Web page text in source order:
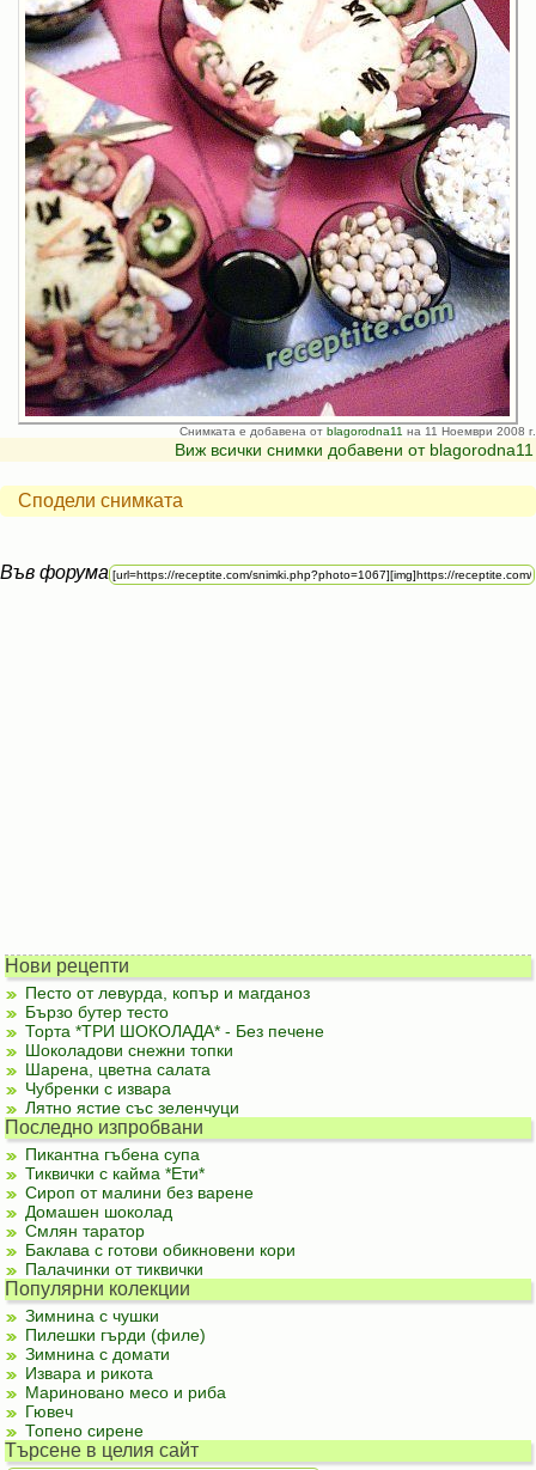
Снимката е добавена от blagorodna11 на 11 Ноември 2008 г.
Виж всички снимки добавени от blagorodna11
Сподели снимката
Във форума
Нови рецепти
Песто от левурда, копър и магданоз
Бързо бутер тесто
Торта *ТРИ ШОКОЛАДА* - Без печене
Шоколадови снежни топки
Шарена, цветна салата
Чубренки с извара
Лятно ястие със зеленчуци
Последно изпробвани
Пикантна гъбена супа
Тиквички с кайма *Ети*
Сироп от малини без варене
Домашен шоколад
Смлян таратор
Баклава с готови обикновени кори
Палачинки от тиквички
Популярни колекции
Зимнина с чушки
Пилешки гърди (филе)
Зимнина с домати
Извара и рикота
Мариновано месо и риба
Гювеч
Топено сирене
Търсене в целия сайт